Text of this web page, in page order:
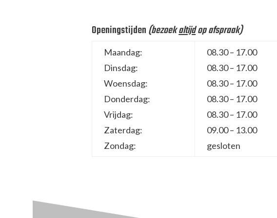
Openingstijden(bezoekaltijdop afspraak)
Maandag:
Dinsdag:
Woensdag:
Donderdag:
Vrijdag:
Zaterdag:
Zondag:
08.30 – 17.00
08.30 – 17.00
08.30 – 17.00
08.30 – 17.00
08.30 – 17.00
09.00 – 13.00
gesloten